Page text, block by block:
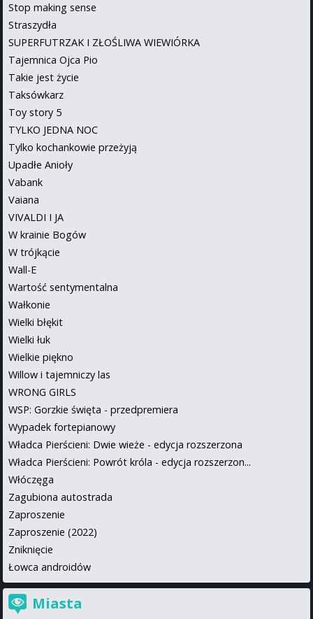
Stop making sense
Straszydła
SUPERFUTRZAK I ZŁOŚLIWA WIEWIÓRKA
Tajemnica Ojca Pio
Takie jest życie
Taksówkarz
Toy story 5
TYLKO JEDNA NOC
Tylko kochankowie przeżyją
Upadłe Anioły
Vabank
Vaiana
VIVALDI I JA
W krainie Bogów
W trójkącie
Wall-E
Wartość sentymentalna
Wałkonie
Wielki błękit
Wielki łuk
Wielkie piękno
Willow i tajemniczy las
WRONG GIRLS
WSP: Gorzkie święta - przedpremiera
Wypadek fortepianowy
Władca Pierścieni: Dwie wieże - edycja rozszerzona
Władca Pierścieni: Powrót króla - edycja rozszerzon...
Włóczęga
Zagubiona autostrada
Zaproszenie
Zaproszenie (2022)
Zniknięcie
Łowca androidów
Miasta